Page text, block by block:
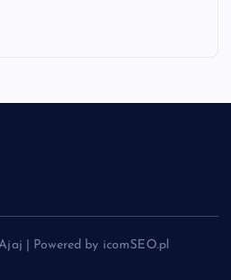
| Powered by icomSEO.pl